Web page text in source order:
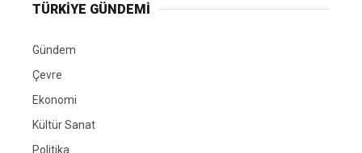
TÜRKIYE GÜNDEMI
Gündem
Çevre
Ekonomi
Kültür Sanat
Politika